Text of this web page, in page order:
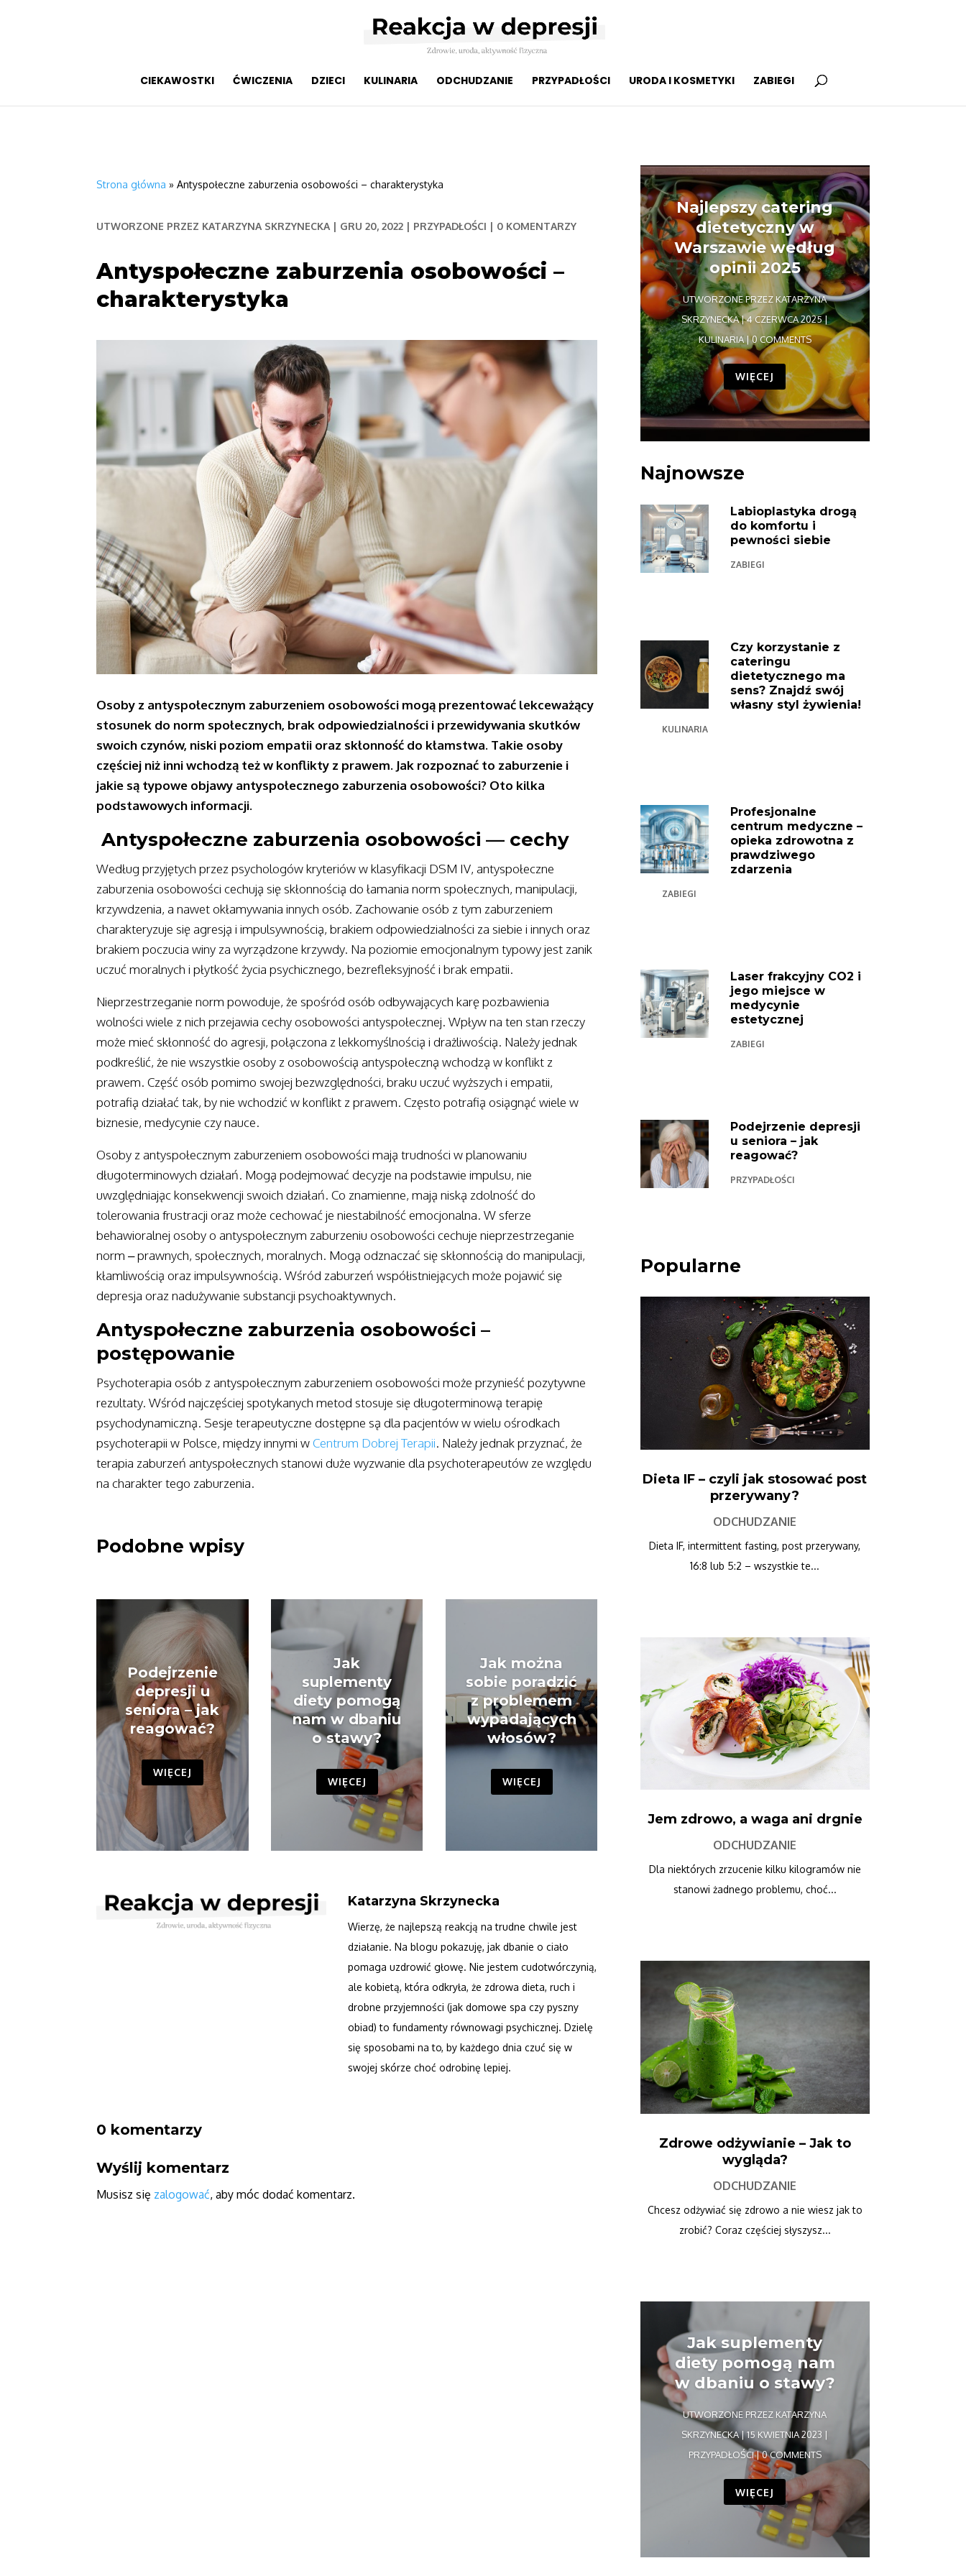
CIEKAWOSTKI ĆWICZENIA DZIECI KULINARIA ODCHUDZANIE PRZYPADŁOŚCI URODA I KOSMETYKI ZABIEGI
Strona główna »Antyspołeczne zaburzenia osobowości – charakterystyka
UTWORZONE PRZEZ KATARZYNA SKRZYNECKA | GRU 20, 2022 | PRZYPADŁOŚCI | 0 KOMENTARZY
Antyspołeczne zaburzenia osobowości –
charakterystyka
Osoby z antyspołecznym zaburzeniem osobowości mogą prezentować lekceważący
stosunek do norm społecznych, brak odpowiedzialności i przewidywania skutków
swoich czynów, niski poziom empatii oraz skłonność do kłamstwa. Takie osoby
częściej niż inni wchodzą też w konflikty z prawem. Jak rozpoznać to zaburzenie i
jakie są typowe objawy antyspołecznego zaburzenia osobowości? Oto kilka
podstawowych informacji.
Antyspołeczne zaburzenia osobowości — cechy
Według przyjętych przez psychologów kryteriów w klasyfikacji DSM IV, antyspołeczne
zaburzenia osobowości cechują się skłonnością do łamania norm społecznych, manipulacji,
krzywdzenia, a nawet okłamywania innych osób. Zachowanie osób z tym zaburzeniem
charakteryzuje się agresją i impulsywnością, brakiem odpowiedzialności za siebie i innych oraz
brakiem poczucia winy za wyrządzone krzywdy. Na poziomie emocjonalnym typowy jest zanik
uczuć moralnych i płytkość życia psychicznego, bezrefleksyjność i brak empatii.
Nieprzestrzeganie norm powoduje, że spośród osób odbywających karę pozbawienia
wolności wiele z nich przejawia cechy osobowości antyspołecznej. Wpływ na ten stan rzeczy
może mieć skłonność do agresji, połączona z lekkomyślnością i drażliwością. Należy jednak
podkreślić, że nie wszystkie osoby z osobowością antyspołeczną wchodzą w konflikt z
prawem. Część osób pomimo swojej bezwzględności, braku uczuć wyższych i empatii,
potrafią działać tak, by nie wchodzić w konflikt z prawem. Często potrafią osiągnąć wiele w
biznesie, medycynie czy nauce.
Osoby z antyspołecznym zaburzeniem osobowości mają trudności w planowaniu
długoterminowych działań. Mogą podejmować decyzje na podstawie impulsu, nie
uwzględniając konsekwencji swoich działań. Co znamienne, mają niską zdolność do
tolerowania frustracji oraz może cechować je niestabilność emocjonalna. W sferze
behawioralnej osoby o antyspołecznym zaburzeniu osobowości cechuje nieprzestrzeganie
norm – prawnych, społecznych, moralnych. Mogą odznaczać się skłonnością do manipulacji,
kłamliwością oraz impulsywnością. Wśród zaburzeń współistniejących może pojawić się
depresja oraz nadużywanie substancji psychoaktywnych.
Antyspołeczne zaburzenia osobowości –
postępowanie
Psychoterapia osób z antyspołecznym zaburzeniem osobowości może przynieść pozytywne
rezultaty. Wśród najczęściej spotykanych metod stosuje się długoterminową terapię
psychodynamiczną. Sesje terapeutyczne dostępne są dla pacjentów w wielu ośrodkach
psychoterapii w Polsce, między innymi w Centrum Dobrej Terapii. Należy jednak przyznać, że
terapia zaburzeń antyspołecznych stanowi duże wyzwanie dla psychoterapeutów ze względu
na charakter tego zaburzenia.
Podobne wpisy
Podejrzenie
depresji u
seniora – jak
reagować?
WIĘCEJ
Jak
suplementy
diety pomogą
nam w dbaniu
o stawy?
WIĘCEJ
Jak można
sobie poradzić
z problemem
wypadających
włosów?
WIĘCEJ
Katarzyna Skrzynecka
Wierzę, że najlepszą reakcją na trudne chwile jest
działanie. Na blogu pokazuję, jak dbanie o ciało
pomaga uzdrowić głowę. Nie jestem cudotwórczynią,
ale kobietą, która odkryła, że zdrowa dieta, ruch i
drobne przyjemności (jak domowe spa czy pyszny
obiad) to fundamenty równowagi psychicznej. Dzielę
się sposobami na to, by każdego dnia czuć się w
swojej skórze choć odrobinę lepiej.
0 komentarzy
Wyślij komentarz
Musisz się zalogować, aby móc dodać komentarz.
Najlepszy catering
dietetyczny w
Warszawie według
opinii 2025
UTWORZONE PRZEZKATARZYNA
SKRZYNECKA|4 CZERWCA 2025|
KULINARIA| 0 COMMENTS
WIĘCEJ
Najnowsze
Labioplastyka drogą
do komfortu i
pewności siebie
ZABIEGI
Czy korzystanie z
cateringu
dietetycznego ma
sens? Znajdź swój
własny styl żywienia!
KULINARIA
Profesjonalne
centrum medyczne –
opieka zdrowotna z
prawdziwego
zdarzenia
ZABIEGI
Laser frakcyjny CO2 i
jego miejsce w
medycynie
estetycznej
ZABIEGI
Podejrzenie depresji
u seniora – jak
reagować?
PRZYPADŁOŚCI
Popularne
Dieta IF – czyli jak stosować post
przerywany?
ODCHUDZANIE
Dieta IF, intermittent fasting, post przerywany,
16:8 lub 5:2 – wszystkie te...
Jem zdrowo, a waga ani drgnie
ODCHUDZANIE
Dla niektórych zrzucenie kilku kilogramów nie
stanowi żadnego problemu, choć...
Zdrowe odżywianie – Jak to
wygląda?
ODCHUDZANIE
Chcesz odżywiać się zdrowo a nie wiesz jak to
zrobić? Coraz częściej słyszysz...
Jak suplementy
diety pomogą nam
w dbaniu o stawy?
UTWORZONE PRZEZ KATARZYNA
SKRZYNECKA|15 KWIETNIA 2023 |
PRZYPADŁOŚCI| 0 COMMENTS
WIĘCEJ